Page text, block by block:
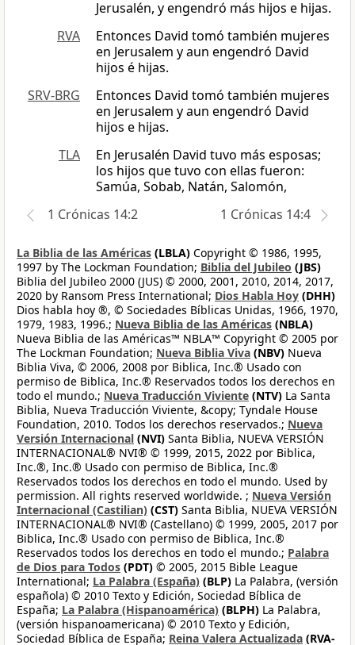
Jerusalén, y engendró más hijos e hijas.
RVA
Entonces David tomó también mujeres
en Jerusalem y aun engendró David
hijos é hijas.
SRV-BRG
Entonces David tomó también mujeres
en Jerusalem y aun engendró David
hijos e hijas.
TLA
En Jerusalén David tuvo más esposas;
los hijos que tuvo con ellas fueron:
Samúa, Sobab, Natán, Salomón,
1 Crónicas 14:2
1 Crónicas 14:4
La Biblia de las Américas (LBLA) Copyright © 1986, 1995,
1997 by The Lockman Foundation; Biblia del Jubileo (JBS)
Biblia del Jubileo 2000 (JUS) © 2000, 2001, 2010, 2014, 2017,
2020 by Ransom Press International; Dios Habla Hoy (DHH)
Dios habla hoy ®, © Sociedades Bíblicas Unidas, 1966, 1970,
1979, 1983, 1996.; Nueva Biblia de las Américas (NBLA)
Nueva Biblia de las Américas™ NBLA™ Copyright © 2005 por
The Lockman Foundation; Nueva Biblia Viva (NBV) Nueva
Biblia Viva, © 2006, 2008 por Biblica, Inc.® Usado con
permiso de Biblica, Inc.® Reservados todos los derechos en
todo el mundo.; Nueva Traducción Viviente (NTV) La Santa
Biblia, Nueva Traducción Viviente, &copy; Tyndale House
Foundation, 2010. Todos los derechos reservados.; Nueva
Versión Internacional (NVI) Santa Biblia, NUEVA VERSIÓN
INTERNACIONAL® NVI® © 1999, 2015, 2022 por Biblica,
Inc.®, Inc.® Usado con permiso de Biblica, Inc.®
Reservados todos los derechos en todo el mundo. Used by
permission. All rights reserved worldwide. ; Nueva Versión
Internacional (Castilian) (CST) Santa Biblia, NUEVA VERSIÓN
INTERNACIONAL® NVI® (Castellano) © 1999, 2005, 2017 por
Biblica, Inc.® Usado con permiso de Biblica, Inc.®
Reservados todos los derechos en todo el mundo.; Palabra
de Dios para Todos (PDT) © 2005, 2015 Bible League
International; La Palabra (España) (BLP) La Palabra, (versión
española) © 2010 Texto y Edición, Sociedad Bíblica de
España; La Palabra (Hispanoamérica) (BLPH) La Palabra,
(versión hispanoamericana) © 2010 Texto y Edición,
Sociedad Bíblica de España; Reina Valera Actualizada (RVA-